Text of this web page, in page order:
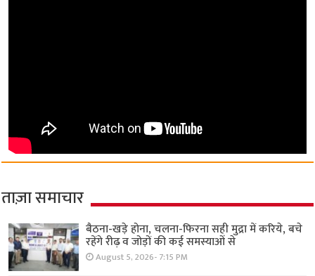
ताज़ा समाचार
बैठना-खड़े होना, चलना-फिरना सही मुद्रा में करिये, बचे
रहेंगे रीढ़ व जोड़ों की कई समस्याओं से
August 5, 2026- 7:15 PM